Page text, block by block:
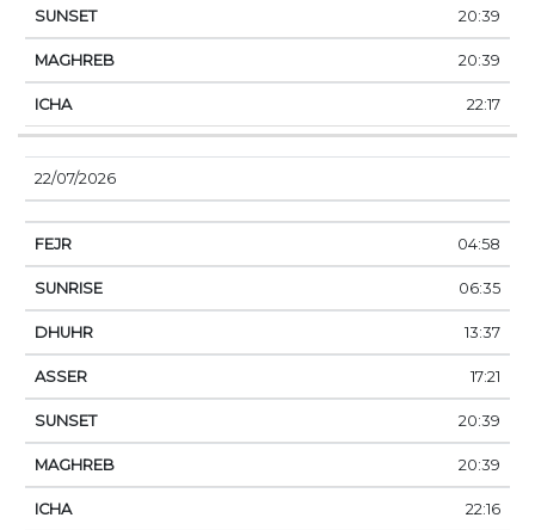
20:39
20:39
22:17
22/07/2026
04:58
06:35
13:37
17:21
20:39
20:39
22:16